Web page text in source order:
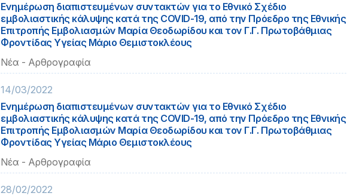
Ενημέρωση διαπιστευμένων συντακτών για το Εθνικό Σχέδιο
εμβολιαστικής κάλυψης κατά της COVID-19, από την Πρόεδρο της Εθνικής
Επιτροπής Εμβολιασμών Μαρία Θεοδωρίδου και τον Γ.Γ. Πρωτοβάθμιας
Φροντίδας Υγείας Μάριο Θεμιστοκλέους
Νέα - Αρθρογραφία
14/03/2022
Ενημέρωση διαπιστευμένων συντακτών για το Εθνικό Σχέδιο
εμβολιαστικής κάλυψης κατά της COVID-19, από την Πρόεδρο της Εθνικής
Επιτροπής Εμβολιασμών Μαρία Θεοδωρίδου και τον Γ.Γ. Πρωτοβάθμιας
Φροντίδας Υγείας Μάριο Θεμιστοκλέους
Νέα - Αρθρογραφία
28/02/2022